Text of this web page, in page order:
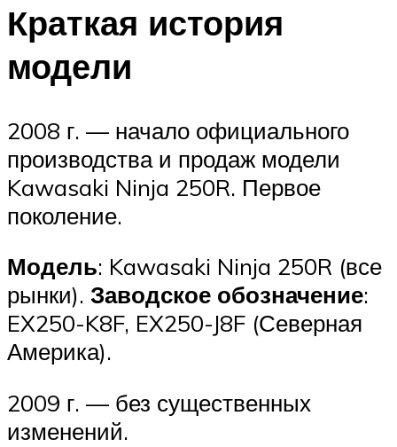
Краткая история
модели
2008 г. — начало официального
производства и продаж модели
Kawasaki Ninja 250R. Первое
поколение.
Модель: Kawasaki Ninja 250R (все
рынки). Заводское обозначение:
EX250-K8F, EX250-J8F (Северная
Америка).
2009 г. — без существенных
изменений.